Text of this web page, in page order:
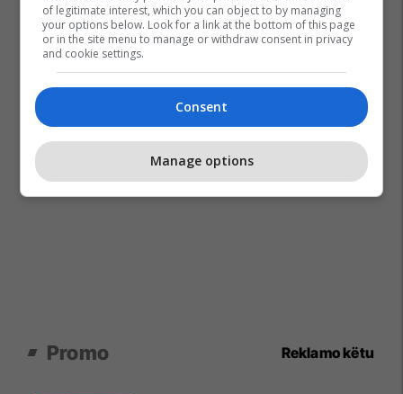
Promo Reklamo këtu
of legitimate interest, which you can object to by managing
your options below. Look for a link at the bottom of this page
or in the site menu to manage or withdraw consent in privacy
and cookie settings.
Consent
Manage options